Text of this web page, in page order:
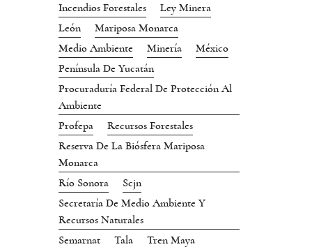
Incendios Forestales
Ley Minera
León
Mariposa Monarca
Medio Ambiente
Minería
México
Península De Yucatán
Procuraduría Federal De Protección Al
Ambiente
Profepa
Recursos Forestales
Reserva De La Biósfera Mariposa
Monarca
Río Sonora
Scjn
Secretaría De Medio Ambiente Y
Recursos Naturales
Semarnat
Tala
Tren Maya